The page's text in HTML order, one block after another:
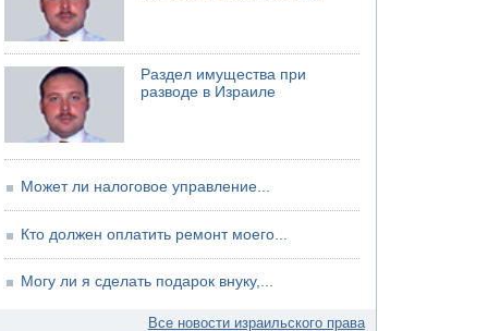
Раздел имущества при
разводе в Израиле
Может ли налоговое управление...
Кто должен оплатить ремонт моего...
Могу ли я сделать подарок внуку,...
Все новости израильского права